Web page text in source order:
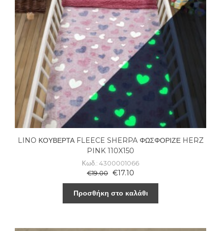
LINO ΚΟΥΒΕΡΤΑ FLEECE SHERPA ΦΩΣΦΟΡΙΖΕ HERZ
PINK 110X150
Κωδ.: 4300001066
€19.00 €17.10
Προσθήκη στο καλάθι